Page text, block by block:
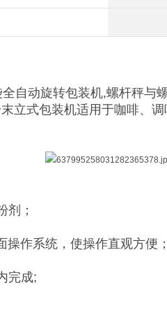
自动旋转包装机,螺杆秤与
立式包装机适用于咖啡、
剂；
操作系统，使操作直观方便
完成;